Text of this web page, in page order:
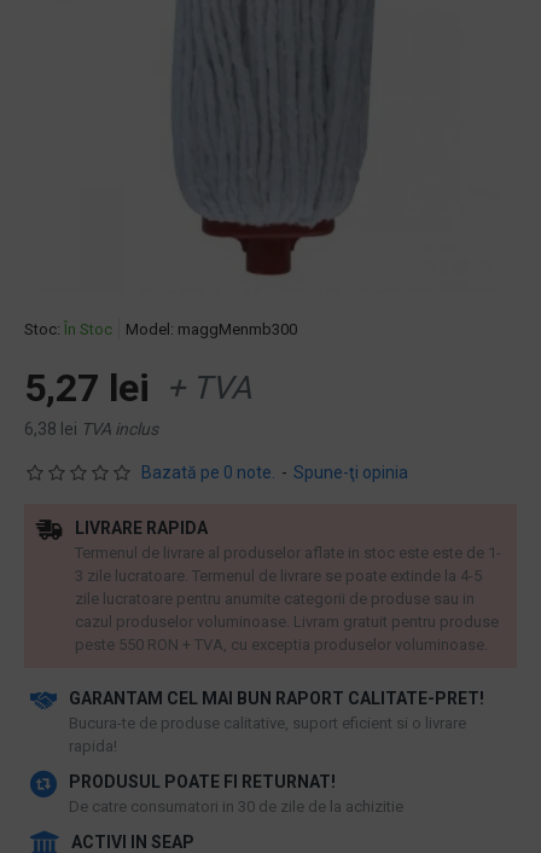
Stoc: În Stoc Model: maggMenmb300
Bazată pe 0 note. - Spune-ţi opinia
5,27 lei + TVA
6,38 lei TVA inclus
GARANTAM CEL MAI BUN RAPORT CALITATE-PRET!
​Bucura-te de produse calitative, suport eficient si o livrare
rapida!
PRODUSUL POATE FI RETURNAT!
De catre consumatori in 30 de zile de la achizitie
ACTIVI IN SEAP
LIVRARE RAPIDA
Termenul de livrare al produselor aflate in stoc este este de 1-
3 zile lucratoare. Termenul de livrare se poate extinde la 4-5
zile lucratoare pentru anumite categorii de produse sau in
cazul produselor voluminoase. Livram gratuit pentru produse
peste 550 RON + TVA, cu exceptia produselor voluminoase.